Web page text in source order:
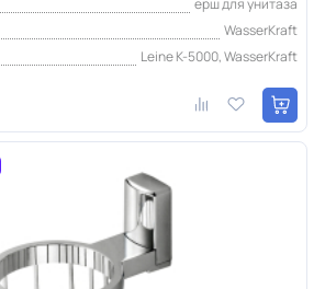
WasserKraft
Leine K-5000, WasserKraft